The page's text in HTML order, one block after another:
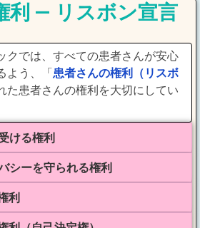
利 ― リスボン宣言
クでは、すべての患者さんが安心
よう、「 患者さんの権利（リスボ
た患者さんの権利を大切にしてい
ける権利
シーを守られる権利
利